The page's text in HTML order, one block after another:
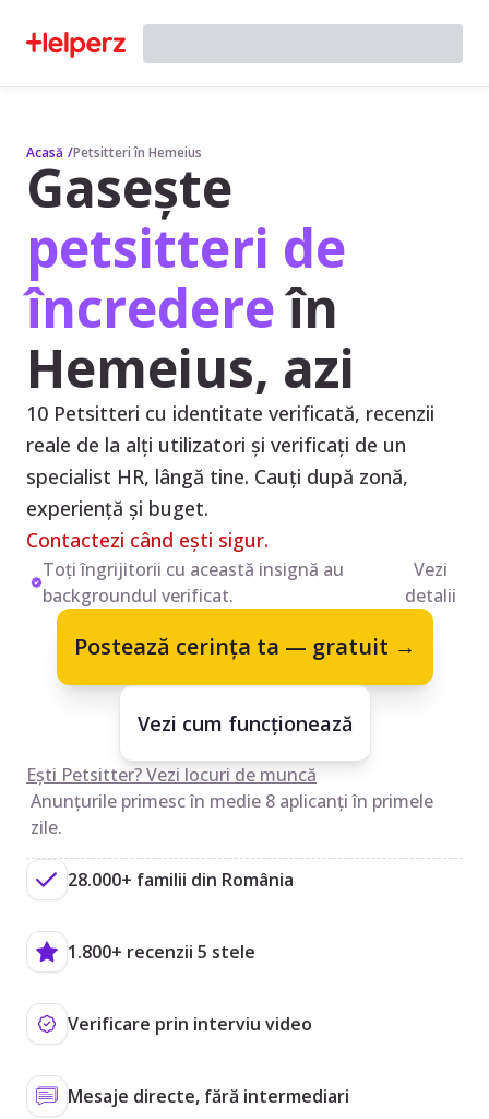
Acasă /Petsitteri în Hemeius
Gasește
petsitteri de
încredereîn
Hemeius, azi
10 Petsitteri cu identitate verificată, recenzii
reale de la alți utilizatori și verificați de un
specialist HR, lângă tine. Cauți după zonă,
experiență și buget.
Contactezi când ești sigur.
Toți îngrijitorii cu această insignă au
backgroundul verificat.
Vezi
detalii
Postează cerința ta — gratuit →
Vezi cum funcționează
Ești Petsitter? Vezi locuri de muncă
Anunțurile primesc în medie 8 aplicanți în primele
zile.
28.000+ familii din România
1.800+ recenzii 5 stele
Verificare prin interviu video
Mesaje directe, fără intermediari